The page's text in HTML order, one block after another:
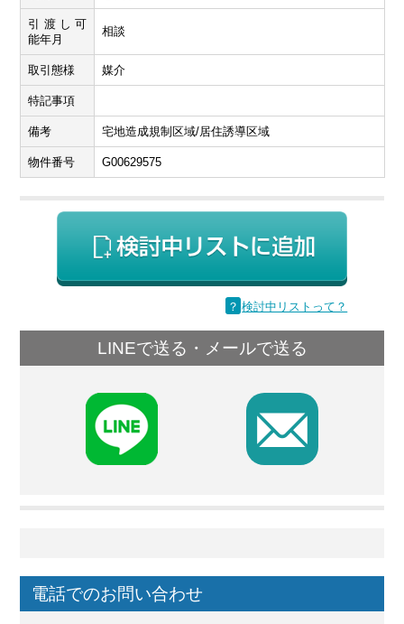
引渡し可
能年月
相談
取引態様 媒介
特記事項
備考 宅地造成規制区域/居住誘導区域
物件番号 G00629575
？ 検討中リストって？
LINEで送る・メールで送る
F
電話でのお問い合わせ